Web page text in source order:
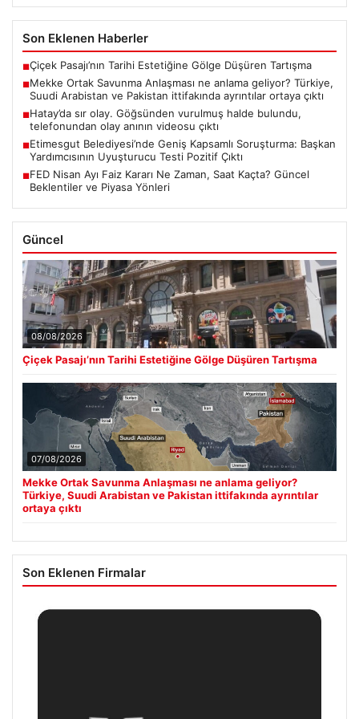
Son Eklenen Haberler
■Çiçek Pasajı’nın Tarihi Estetiğine Gölge Düşüren Tartışma
■Mekke Ortak Savunma Anlaşması ne anlama geliyor? Türkiye,
Suudi Arabistan ve Pakistan ittifakında ayrıntılar ortaya çıktı
■Hatay’da sır olay. Göğsünden vurulmuş halde bulundu,
telefonundan olay anının videosu çıktı
■Etimesgut Belediyesi’nde Geniş Kapsamlı Soruşturma: Başkan
Yardımcısının Uyuşturucu Testi Pozitif Çıktı
■FED Nisan Ayı Faiz Kararı Ne Zaman, Saat Kaçta? Güncel
Beklentiler ve Piyasa Yönleri
Güncel
08/08/2026
Çiçek Pasajı’nın Tarihi Estetiğine Gölge Düşüren Tartışma
07/08/2026
Mekke Ortak Savunma Anlaşması ne anlama geliyor?
Türkiye, Suudi Arabistan ve Pakistan ittifakında ayrıntılar
ortaya çıktı
Son Eklenen Firmalar